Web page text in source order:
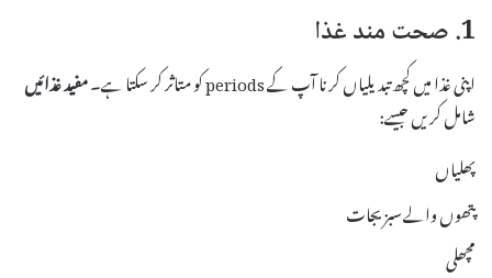
1. صحت مند غذا
اپنی غذا میں کچھ تبدیلیاں کرنا آپ کے periods کو متاثر کر سکتا ہے۔ مفید غذائیں
شامل کریں جیسے:
پھلیاں
پتھوں والے سبزیجات
مچھلی